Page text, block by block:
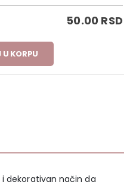
50.00 RSD
KORPU
dekorativan način da